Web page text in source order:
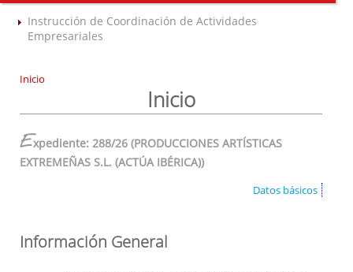
Instrucción de Coordinación de Actividades
Empresariales
Inicio
Inicio
Expediente: 288/26 (PRODUCCIONES ARTÍSTICAS
EXTREMEÑAS S.L. (ACTÚA IBÉRICA))
Datos básicos
Información General